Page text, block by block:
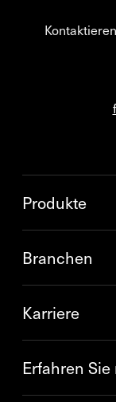
Produkte
Branchen
Karriere
Erfahren Sie